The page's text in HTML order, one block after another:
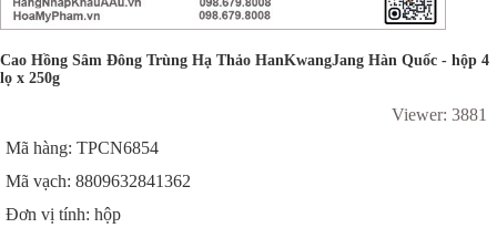
Cao Hồng Sâm Đông Trùng Hạ Thảo HanKwangJang Hàn Quốc - hộp 4
lọ x 250g
Viewer: 3881
Mã hàng: TPCN6854
Mã vạch: 8809632841362
Đơn vị tính: hộp